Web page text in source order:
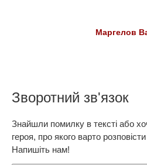
Маргелов
Зворотний зв'язок
Знайшли помилку в тексті або
героя, про якого варто
Напишіть нам!